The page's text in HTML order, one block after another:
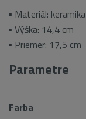
▪ Materiál: keramika
▪ Výška: 14,4 cm
▪ Priemer: 17,5 cm
Parametre
Farba